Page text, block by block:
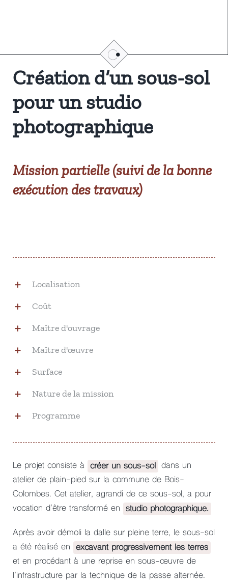
Création d’un sous-sol
pour un studio
photographique
Mission partielle (suivi de la bonne
exécution des travaux)
Localisation
Coût
Maître d'ouvrage
Maître d'œuvre
Surface
Nature de la mission
Programme
Le projet consiste à créer un sous-sol dans un
atelier de plain-pied sur la commune de Bois-
Colombes. Cet atelier, agrandi de ce sous-sol, a pour
vocation d’être transformé en studio photographique.
Après avoir démoli la dalle sur pleine terre, le sous-sol
a été réalisé en excavant progressivement les terres
et en procédant à une reprise en sous-œuvre de
l’infrastructure par la technique de la passe alternée.